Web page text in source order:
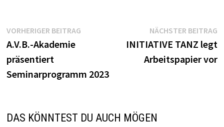
Beitragsnavigation
VORHERIGER BEITRAG
A.V.B.-Akademie
präsentiert
Seminarprogramm 2023
NÄCHSTER BEITRAG
INITIATIVE TANZ legt
Arbeitspapier vor
DAS KÖNNTEST DU AUCH MÖGEN